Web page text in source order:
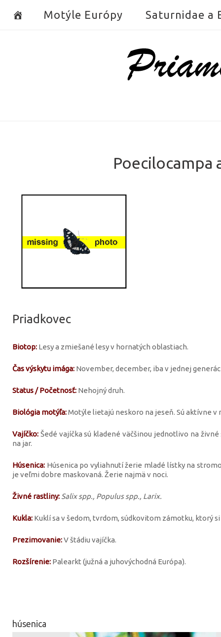
Motýle Európy Saturnidae a
Home
Poecilocampa
Priadkovec
Biotop: Lesy a zmiešané lesy v hornatých oblastiach.
Čas výskytu imága: November, december, iba v jednej
Status / Početnosť: Nehojný druh.
Biológia motýľa:Motýle lietajú neskoro na jeseň. Sú aktívne v
Vajíčko: Šedé vajíčka sú kladené väčšinou jednotlivo na
na jar.
Húsenica: Húsenica po vyliahnutí žerie mladé lístky na
je veľmi dobre maskovaná. Žerie najmä v noci.
Živné rastliny: Salix spp., Populus spp., Larix.
Kukla: Kuklí sa v šedom, tvrdom, súdkovitom zámotku, ktorý
Prezimovanie:V štádiu vajíčka.
Rozšírenie: Palearkt (južná a juhovýchodná Európa).
húsenica